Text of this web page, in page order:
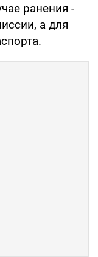
ранения -
а для